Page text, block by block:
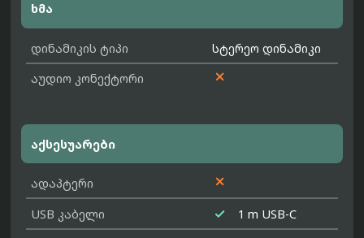
ხმა
დინამიკის ტიპი
სტერეო დინამიკი
აუდიო კონექტორი

აქსესუარები
ადაპტერი 
USB კაბელი 
1 m USB-C